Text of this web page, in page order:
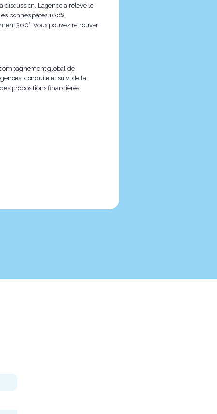
L’agence a relevé le
bonnes pâtes 100%
360°. Vous pouvez retrouver
global de
conduite et suivi de la
propositions financières,